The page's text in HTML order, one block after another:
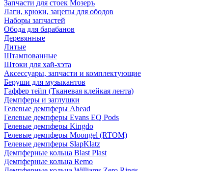
Запчасти для стоек Мозеръ
Лаги, крюки, зацепы для ободов
Наборы запчастей
Обода для барабанов
Деревянные
Литые
Штампованные
Штоки для хай-хэта
Аксессуары, запчасти и комплектующие
Беруши для музыкантов
Гаффер тейп (Тканевая клейкая лента)
Демпферы и заглушки
Гелевые демпферы Ahead
Гелевые демпферы Evans EQ Pods
Гелевые демпферы Kingdo
Гелевые демпферы Moongel (RTOM)
Гелевые демпферы SlapKlatz
Демпферные кольца Blast Plast
Демпферные кольца Remo